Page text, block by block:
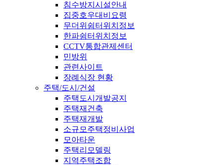
침수방지시설안내
집중호우대비요령
무더위쉼터위치정보
한파쉼터위치정보
CCTV통합관제센터
민방위
관련사이트
장례식장 현황
주택/도시/건설
주택도시개발공지
주택재건축
주택재개발
소규모주택정비사업
모아타운
주택리모델링
지역주택조합